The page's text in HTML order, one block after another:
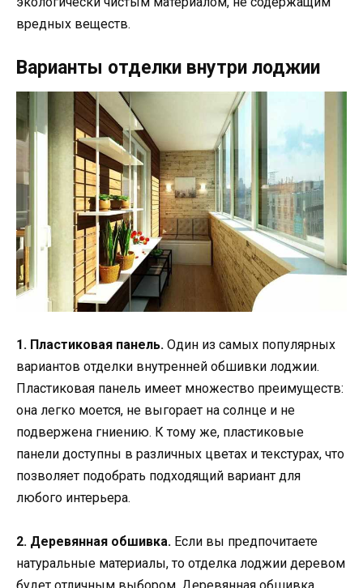
вредных веществ.
Варианты отделки внутри лоджии
1. Пластиковая панель. Один из самых популярных
вариантов отделки внутренней обшивки лоджии.
Пластиковая панель имеет множество преимуществ:
она легко моется, не выгорает на солнце и не
подвержена гниению. К тому же, пластиковые
панели доступны в различных цветах и текстурах, что
позволяет подобрать подходящий вариант для
любого интерьера.
2. Деревянная обшивка. Если вы предпочитаете
натуральные материалы, то отделка лоджии деревом